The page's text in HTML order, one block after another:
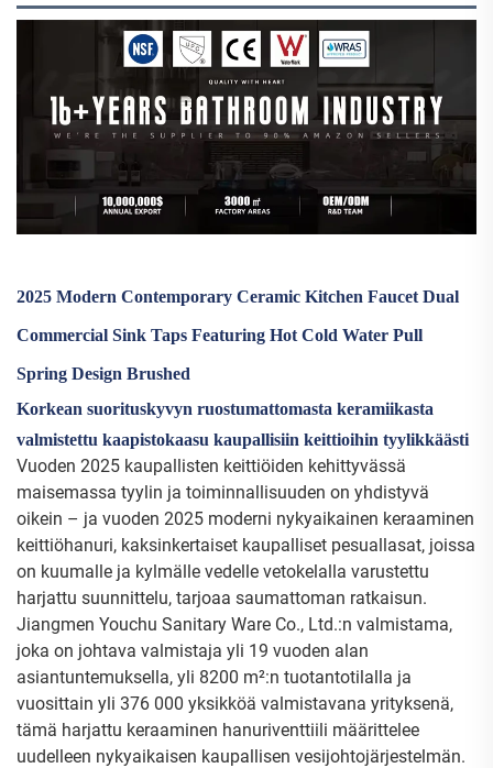
2025 Modern Contemporary Ceramic Kitchen Faucet Dual
Commercial Sink Taps Featuring Hot Cold Water Pull
Spring Design Brushed
Korkean suorituskyvyn ruostumattomasta keramiikasta
valmistettu kaapistokaasu kaupallisiin keittioihin tyylikkäästi
Vuoden 2025 kaupallisten keittiöiden kehittyvässä
maisemassa tyylin ja toiminnallisuuden on yhdistyvä
oikein – ja vuoden 2025 moderni nykyaikainen keraaminen
keittiöhanuri, kaksinkertaiset kaupalliset pesuallasat, joissa
on kuumalle ja kylmälle vedelle vetokelalla varustettu
harjattu suunnittelu, tarjoaa saumattoman ratkaisun.
Jiangmen Youchu Sanitary Ware Co., Ltd.:n valmistama,
joka on johtava valmistaja yli 19 vuoden alan
asiantuntemuksella, yli 8200 m²:n tuotantotilalla ja
vuosittain yli 376 000 yksikköä valmistavana yrityksenä,
tämä harjattu keraaminen hanuriventtiili määrittelee
uudelleen nykyaikaisen kaupallisen vesijohtojärjestelmän.